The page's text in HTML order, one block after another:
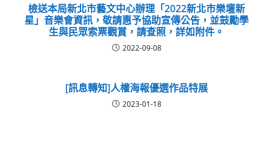
檢送本局新北市藝文中心辦理「2022新北市樂壇新
星」音樂會資訊，敬請惠予協助宣傳公告，並鼓勵學
生與民眾索票觀賞，請查照，詳如附件。
2022-09-08
[訊息轉知]人權海報優選作品特展
2023-01-18